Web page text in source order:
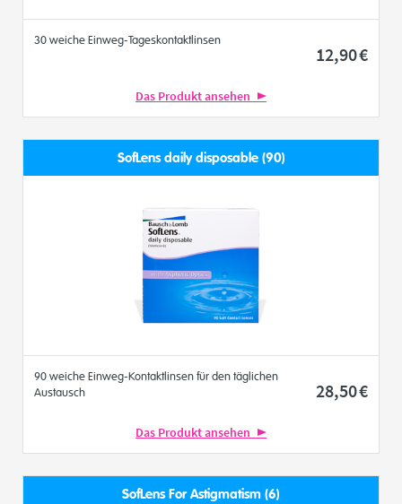
30 weiche Einweg-Tageskontaktlinsen
12,90€
Das Produkt ansehen
SofLens daily disposable (90)
90 weiche Einweg-Kontaktlinsen für den täglichen
Austausch
28,50€
Das Produkt ansehen
SofLens For Astigmatism (6)